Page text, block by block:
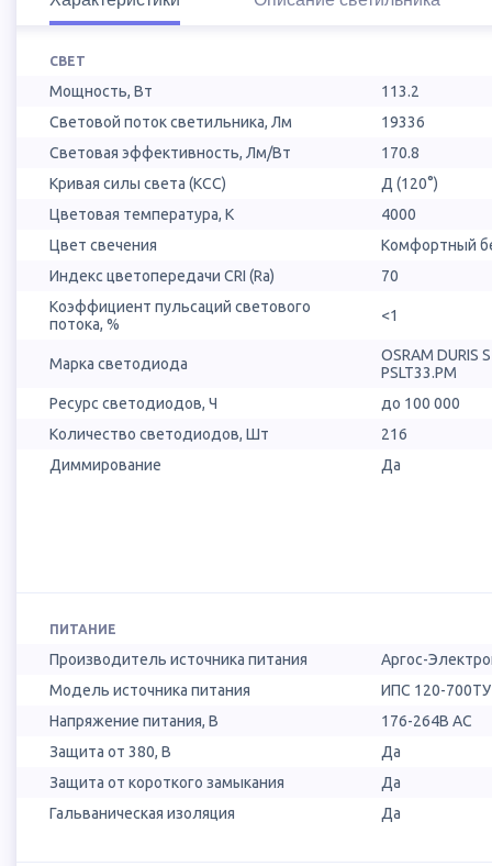
СВЕТ
Мощность, Вт
113.2
Световой поток светильника, Лм
19336
Световая эффективность, Лм/Вт
170.8
Кривая силы света (КСС)
Д (120°)
Цветовая температура, К
4000
Цвет свечения
Комфортный
Индекс цветопередачи CRI (Ra)
70
Коэффициент пульсаций светового
потока, %
<1
Марка светодиода
OSRAM DURIS
PSLT33.PM
Ресурс светодиодов, Ч
до 100 000
Количество светодиодов, Шт
216
Диммирование
Да
ПИТАНИЕ
Производитель источника питания
Аргос-
Модель источника питания
ИПС 120-700ТУ
Напряжение питания, В
176-264В AC
Защита от 380, В
Да
Защита от короткого замыкания
Да
Гальваническая изоляция
Да